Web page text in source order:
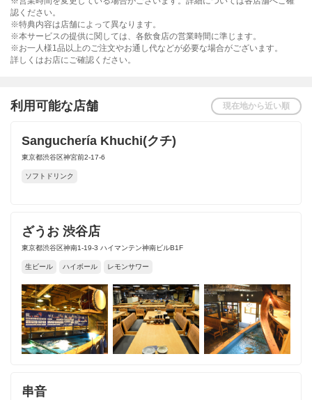
認ください。
※特典内容は店舗によって異なります。
※本サービスの提供に関しては、各飲食店の営業時間に準じます。
※お一人様1品以上のご注文やお通し代などが必要な場合がございます。
詳しくはお店にご確認ください。
利用可能な店舗 現在地から近い順
Sanguchería Khuchi(クチ)
東京都渋谷区神宮前2-17-6
ソフトドリンク
ざうお 渋谷店
東京都渋谷区神南1-19-3 ハイマンテン神南ビルB1F
生ビール ハイボール レモンサワー
串音